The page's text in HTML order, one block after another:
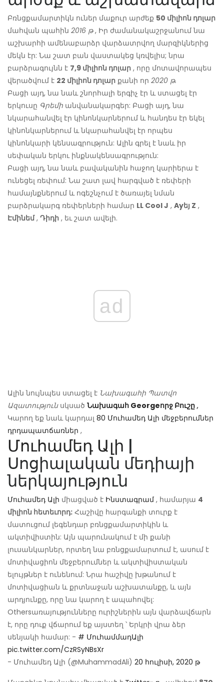
Բռնցքամարտիկն ուներ մաքուր արժեք 50 միլիոն դոլար
մահվան պահին 2016 թ, Իր ժամանակաշրջանում նա
աշխարհի ամենաբարձր վարձատրվող մարզիկներից
մեկն էր: Նա շատ բան վաստակեց կռվելիս; նրա
բարձրագույնն է 7,9 միլիոն դոլար , որը մոտավորապես
վերածվում է 22 միլիոն դոլար քանի որ 2020 թ.
Բացի այդ, նա նաև շնորհալի երգիչ էր և ստացել էր
երկուսը Գրեմի անվանակարգեր: Բացի այդ, նա
նկարահանվել էր կինոնկարներում և հանդես էր եկել
կինոնկարներում և նկարահանվել էր որպես
կինոնկարի կենսագրություն: Ալին գրել է նաև իր
սեփական երկու ինքնակենսագրություն:
Բացի այդ, նա նաև բավականին հաջող կարիերա է
ունեցել ռեփում: Նա շատ լավ հարգված է ռեփերի
համայնքներում և ոգեշնչում է ծառայել նման
բարձրակարգ ռեփերների համար LL Cool J , Ayեյ Z ,
Էմինեմ, Դիդի , եւ շատ ավելի.
ad
Ալին նույնպես ստացել է Նախագահի Պատվո
Ազատությունսկսած Նախագահ Georgeորջ Բուշը,
Կարող եք նաև կարդալ 80 Մուհամեդ Ալի մեջբերումներ
դրդապատճառներ ,
Մուհամեդ Ալի |
Սոցիալական մեդիայի
ներկայություն
Մուհամեդ Ալի միացված է Ինստագրամ , համարյա 4
միլիոն հետեւորդ: Հաշիվը հարգանքի տուրք է
մատուցում լեգենդար բռնցքամարտիկին և
ակտիվիստին: Այն պարունակում է մի քանի
լուսանկարներ, որտեղ նա բռնցքամարտում է, ասում է
մոտիվացիոն մեջբերումներ և ակտիվիստական ​​
ելույթներ է ունենում: Նրա հաշիվը խթանում է
մոտիվացիան և քրտնաջան աշխատանքը, և այն
արդյունքը, որը նա կարող է ապահովել:
Othersառայությունները ուրիշներին այն վարձավճարն
է, որը դուք վճարում եք այստեղ ՝ Երկրի վրա ձեր
սենյակի համար: - # ՄուհամմադԱլի
pic.twitter.com/CzRSyNBsXr
- Մուհամեդ Ալի (@MuhammadAli) 20 հուլիսի, 2020 թ